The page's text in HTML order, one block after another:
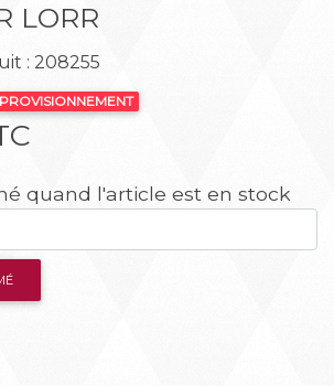
LORR
: 208255
quand l'article est en stock